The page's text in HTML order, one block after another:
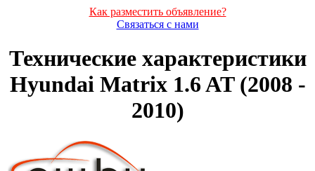
Как разместить объявление?
Связаться с нами
Технические характеристики
Hyundai Matrix 1.6 AT (2008 -
2010)